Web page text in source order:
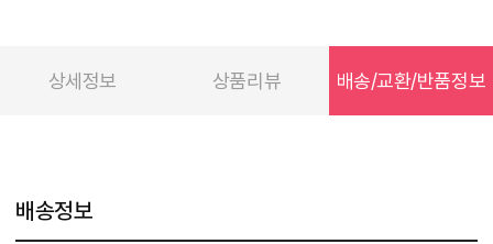
상세정보 상품리뷰 배송/교환/반품정보
배송정보